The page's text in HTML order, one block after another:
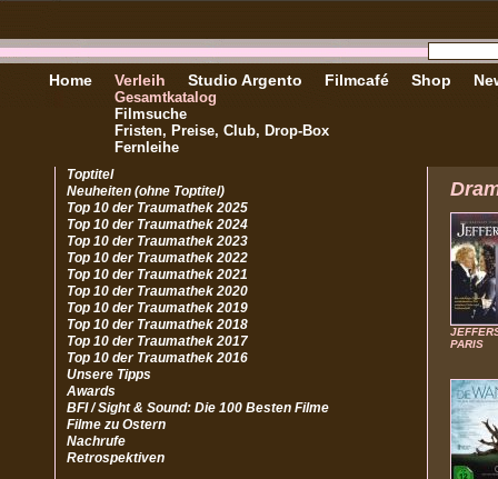
Home Verleih
Gesamtkatalog
Filmsuche
Fristen, Preise, Club, Drop-Box
Fernleihe
Studio Argento Filmcafé Shop
Toptitel
Neuheiten (ohne Toptitel)
Top 10 der Traumathek 2025
Top 10 der Traumathek 2024
Top 10 der Traumathek 2023
Top 10 der Traumathek 2022
Top 10 der Traumathek 2021
Top 10 der Traumathek 2020
Top 10 der Traumathek 2019
Top 10 der Traumathek 2018
Top 10 der Traumathek 2017
Top 10 der Traumathek 2016
Unsere Tipps
Awards
BFI / Sight & Sound: Die 100 Besten Filme
Filme zu Ostern
Nachrufe
Retrospektiven
PARIS